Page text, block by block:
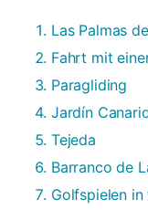
Las Palmas
Fahrt mit
Paragliding
Jardín
Tejeda
Barranco de
Golfspielen